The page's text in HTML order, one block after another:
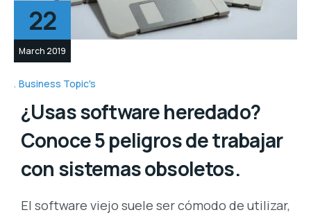
22
March 2019
Business Topic's
¿Usas software heredado?
Conoce 5 peligros de trabajar
con sistemas obsoletos.
El software viejo suele ser cómodo de utilizar,